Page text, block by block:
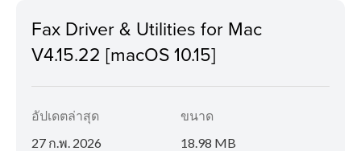
Fax Driver & Utilities for Mac
V4.15.22 [macOS 10.15]
อัปเดตล่าสุด
27 ก.พ. 2026
ขนาด
18.98 MB